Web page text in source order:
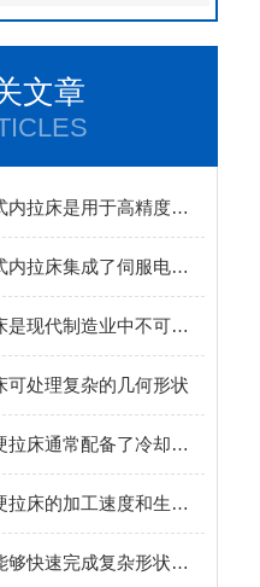
文章
双油缸下拉式立式内拉床是用于高精度内孔加工的专用设备
双油缸下拉式立式内拉床集成了伺服电机+滚珠丝杠传动方案
上拉式立式内拉床是现代制造业中不可少的关键设备
可处理复杂的几何形状
高速数控上拉式硬拉床通常配备了冷却润滑系统
高速数控上拉式硬拉床的加工速度和生产效率更快更高
高速数控硬拉床能够快速完成复杂形状工件的加工